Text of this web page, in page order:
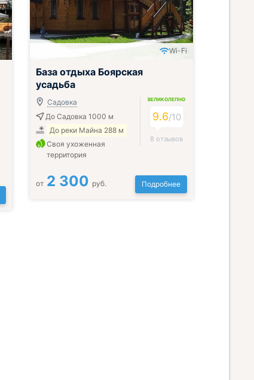
Wi-Fi
База отдыха Боярская
усадьба
Садовка
До Садовка 1000 м
До реки Майна 288 м
Своя ухоженная
территория
ВЕЛИКОЛЕПНО
9.6/10
8 отзывов
от 2 300 руб. Подробнее